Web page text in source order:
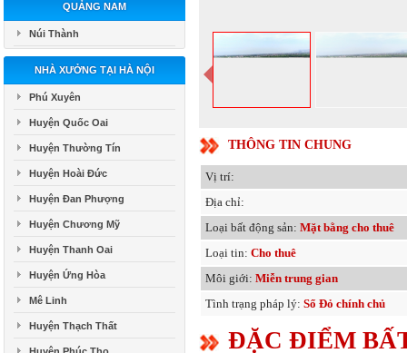
QUẢNG NAM
Núi Thành
NHÀ XƯỞNG TẠI HÀ NỘI
Phú Xuyên
Huyện Quốc Oai
Huyện Thường Tín
Huyện Hoài Đức
Huyện Đan Phượng
Huyện Chương Mỹ
Huyện Thanh Oai
Huyện Ứng Hòa
Mê Linh
Huyện Thạch Thất
THÔNG TIN CHUNG
Vị trí:
Địa chỉ:
Loại bất động sản: Mặt bằng cho thuê
Loại tin: Cho thuê
Môi giới: Miễn trung gian
Tình trạng pháp lý: Sổ Đỏ chính chủ
ĐẶC ĐIỂM